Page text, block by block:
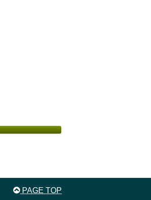
PAGE TOP